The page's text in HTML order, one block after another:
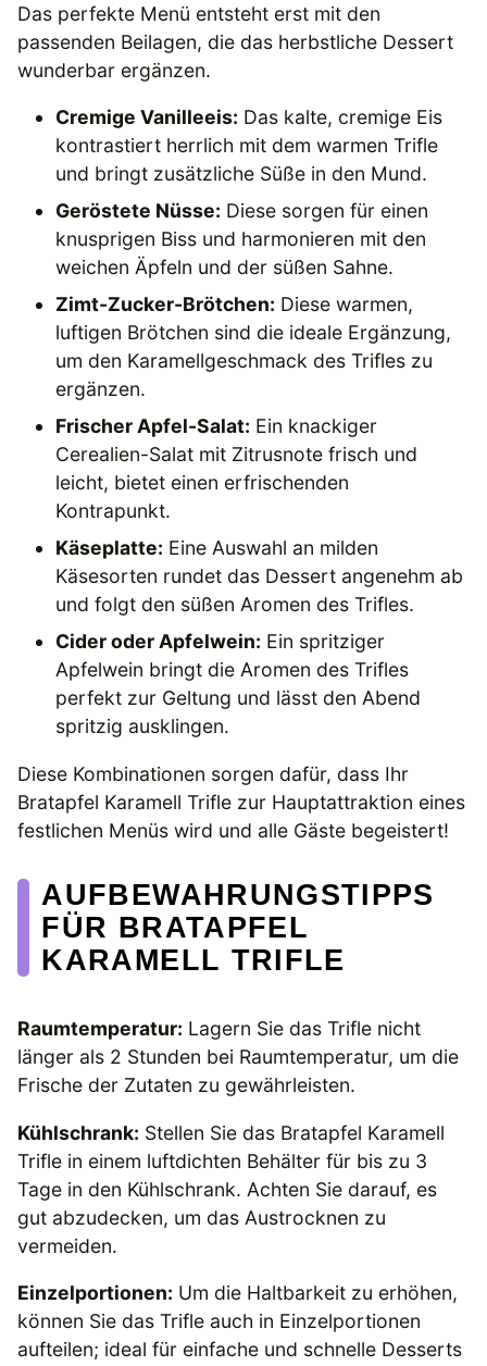
Das perfekte Menü entsteht erst mit den
passenden Beilagen, die das herbstliche Dessert
wunderbar ergänzen.
Cremige Vanilleeis: Das kalte, cremige Eis
kontrastiert herrlich mit dem warmen Trifle
und bringt zusätzliche Süße in den Mund.
Geröstete Nüsse: Diese sorgen für einen
knusprigen Biss und harmonieren mit den
weichen Äpfeln und der süßen Sahne.
Zimt-Zucker-Brötchen: Diese warmen,
luftigen Brötchen sind die ideale Ergänzung,
um den Karamellgeschmack des Trifles zu
ergänzen.
Frischer Apfel-Salat: Ein knackiger
Cerealien-Salat mit Zitrusnote frisch und
leicht, bietet einen erfrischenden
Kontrapunkt.
Käseplatte: Eine Auswahl an milden
Käsesorten rundet das Dessert angenehm ab
und folgt den süßen Aromen des Trifles.
Cider oder Apfelwein: Ein spritziger
Apfelwein bringt die Aromen des Trifles
perfekt zur Geltung und lässt den Abend
spritzig ausklingen.
Diese Kombinationen sorgen dafür, dass Ihr
Bratapfel Karamell Trifle zur Hauptattraktion eines
festlichen Menüs wird und alle Gäste begeistert!
AUFBEWAHRUNGSTIPPS
FÜR BRATAPFEL
KARAMELL TRIFLE
Raumtemperatur: Lagern Sie das Trifle nicht
länger als 2 Stunden bei Raumtemperatur, um die
Frische der Zutaten zu gewährleisten.
Kühlschrank: Stellen Sie das Bratapfel Karamell
Trifle in einem luftdichten Behälter für bis zu 3
Tage in den Kühlschrank. Achten Sie darauf, es
gut abzudecken, um das Austrocknen zu
vermeiden.
Einzelportionen: Um die Haltbarkeit zu erhöhen,
können Sie das Trifle auch in Einzelportionen
aufteilen; ideal für einfache und schnelle Desserts